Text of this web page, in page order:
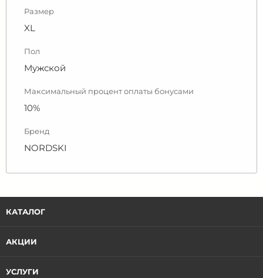
Размер
XL
Пол
Мужской
Максимальный процент оплаты бонусами
10%
Бренд
NORDSKI
КАТАЛОГ
АКЦИИ
УСЛУГИ